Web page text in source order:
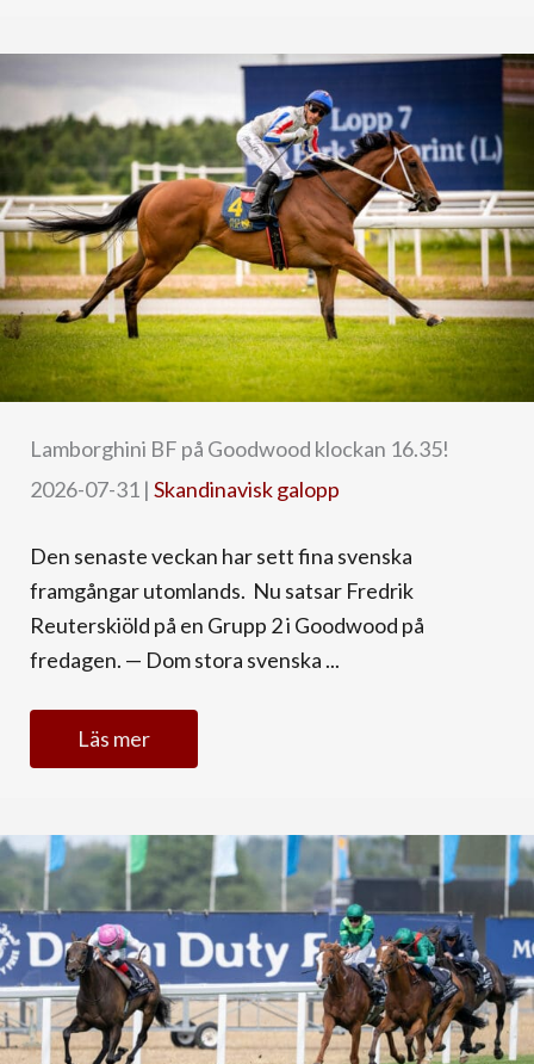
Lamborghini BF på Goodwood klockan 16.35!
2026-07-31 | Skandinavisk galopp
Den senaste veckan har sett fina svenska
framgångar utomlands. Nu satsar Fredrik
Reuterskiöld på en Grupp 2 i Goodwood på
fredagen. — Dom stora svenska ...
Läs mer